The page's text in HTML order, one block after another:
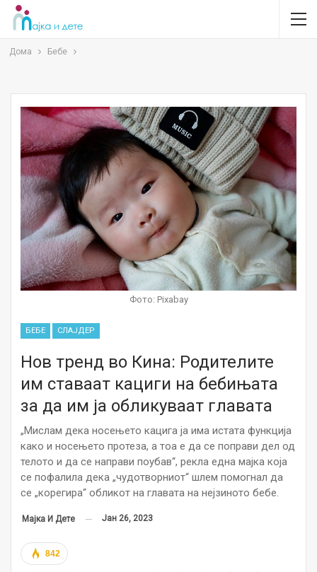
Дома Бебе
Фото: Pixabay
БЕБЕ СЛАЈДЕР
Нов тренд во Кина: Родителите
им ставаат кациги на бебињата
за да им ја обликуваат главата
„Мислам дека носењето кацига ја има истата функција
како и носењето протеза, а тоа е да се поправи дел од
телото и да се направи поубав“, рекла една мајка која
се пофалила дека „чудотворниот“ шлем помогнал да
се „корегира“ обликот на главата на нејзиното бебе.
Мајка И Дете Јан 26, 2023
842